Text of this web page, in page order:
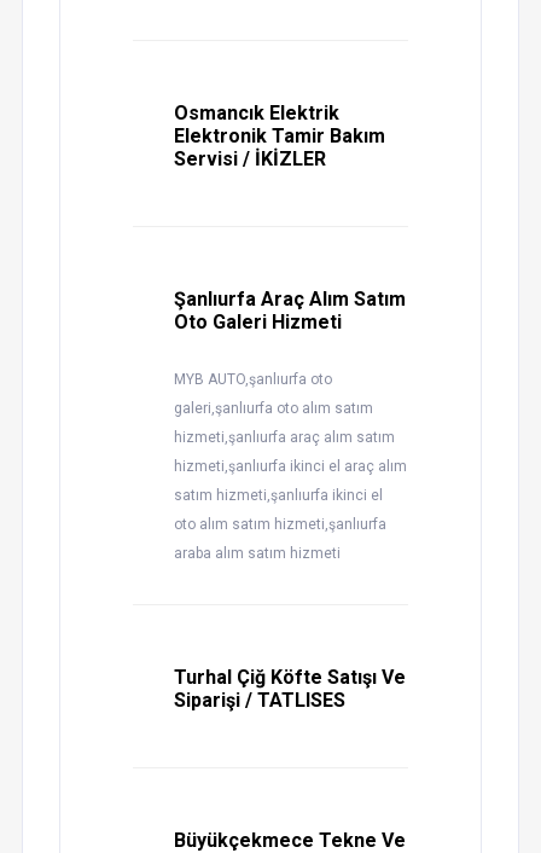
Osmancık Elektrik
Elektronik Tamir Bakım
Servisi / İKİZLER
Şanlıurfa Araç Alım Satım
Oto Galeri Hizmeti
MYB AUTO,şanlıurfa oto
galeri,şanlıurfa oto alım satım
hizmeti,şanlıurfa araç alım satım
hizmeti,şanlıurfa ikinci el araç alım
satım hizmeti,şanlıurfa ikinci el
oto alım satım hizmeti,şanlıurfa
araba alım satım hizmeti
Turhal Çiğ Köfte Satışı Ve
Siparişi / TATLISES
Büyükçekmece Tekne Ve